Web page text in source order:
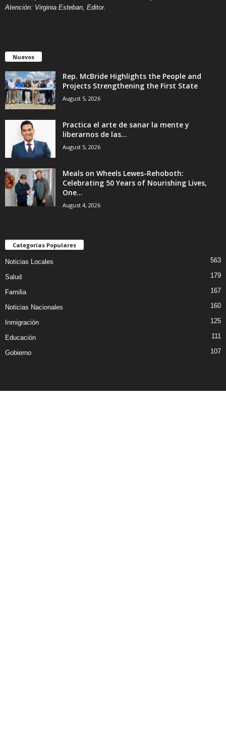
Atención: Virginia Esteban, Editor.
Nuevos
Rep. McBride Highlights the People and
Projects Strengthening the First State
August 5, 2026
Practica el arte de sanar la mente y
liberarnos de las...
August 5, 2026
Meals on Wheels Lewes-Rehoboth:
Celebrating 50 Years of Nourishing Lives,
One...
August 4, 2026
Categorías Populares
Noticias Locales 563
Salud 179
Familia 167
Noticias Nacionales 160
Inmigración 125
Educación 111
Gobierno 107